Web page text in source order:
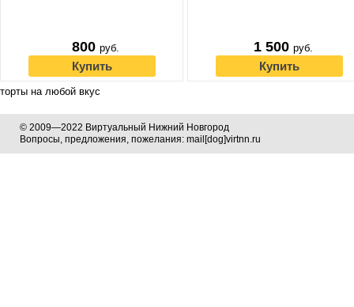
800руб.
Купить
1 500 руб.
Купить
торты на любой вкус
© 2009—2022 Виртуальный Нижний Новгород
Вопросы, предложения, пожелания: mail[dog]virtnn.ru